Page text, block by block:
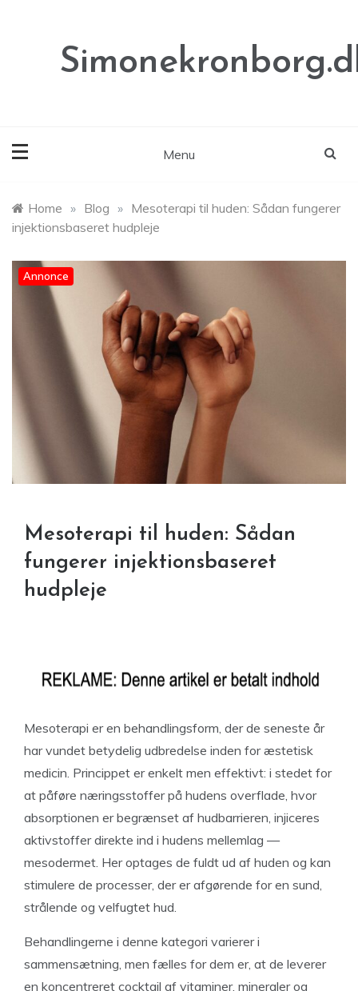
Menu
Home » Blog » Mesoterapi til huden: Sådan fungerer
injektionsbaseret hudpleje
Annonce
Mesoterapi til huden: Sådan
fungerer injektionsbaseret
hudpleje
Mesoterapi er en behandlingsform, der de seneste år
har vundet betydelig udbredelse inden for æstetisk
medicin. Princippet er enkelt men effektivt: i stedet for
at påføre næringsstoffer på hudens overflade, hvor
absorptionen er begrænset af hudbarrieren, injiceres
aktivstoffer direkte ind i hudens mellemlag —
mesodermet. Her optages de fuldt ud af huden og kan
stimulere de processer, der er afgørende for en sund,
strålende og velfugtet hud.
Behandlingerne i denne kategori varierer i
sammensætning, men fælles for dem er, at de leverer
en koncentreret cocktail af vitaminer, mineraler og